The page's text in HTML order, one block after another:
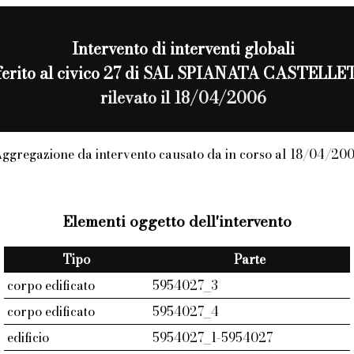
Intervento diinterventi globali
al civico 27 di SAL SPIANATA
rilevato il 18/04/2006
da intervento causato da in corso al 18/04/
Elementi oggetto dell'intervento
Tipo
Parte
corpo edificato
5954027_3
corpo edificato
5954027_4
edificio
5954027_1-5954027